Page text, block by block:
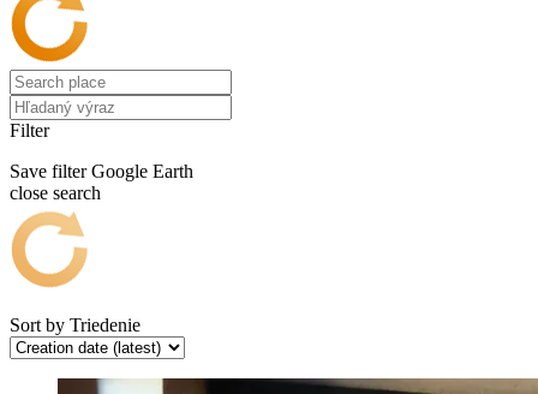
Filter
Save filter Google Earth
close search
Sort by Triedenie